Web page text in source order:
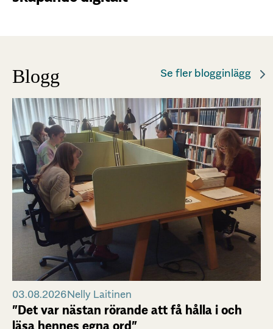
Blogg Se fler blogginlägg
03.08.2026Nelly Laitinen
”Det var nästan rörande att få hålla i och
läsa hennes egna ord”